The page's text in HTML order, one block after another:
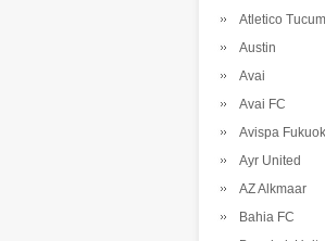
Atletico
Austin
Avai
Avai FC
Avispa
Ayr United
AZ Alkmaar
Bahia FC